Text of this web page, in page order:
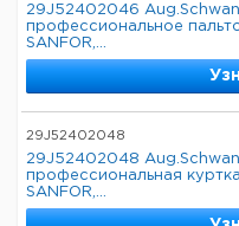
29J52402046 Aug.Schwan
профессиональное
SANFOR,...
29J52402048
29J52402048 Aug.Schwan
профессиональная
SANFOR,...